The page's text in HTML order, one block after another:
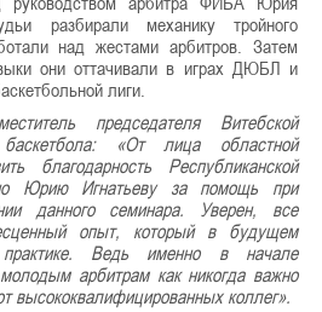
разбирали механику тройного
над жестами арбитров. Затем
они оттачивали в играх ДЮБЛ и
лиги.
председателя Витебской
«От лица областной
благодарность Республиканской
Юрию Игнатьеву за помощь при
данного семинара. Уверен, все
опыт, который в будущем
Ведь именно в начале
арбитрам как никогда важно
высококвалифицированных коллег».